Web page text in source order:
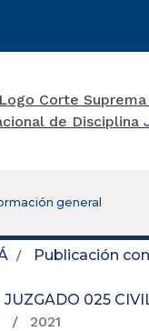
general
Publicación
JUZGADO 025
2021